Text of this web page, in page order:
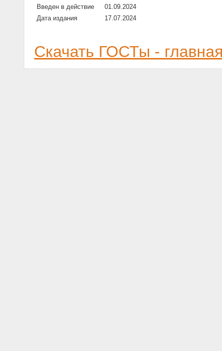
Введен в действие
01.09.2024
Дата издания
17.07.2024
Скачать ГОСТы -